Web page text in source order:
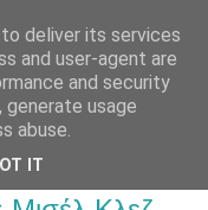
deliver its services
and user-agent are
and security
usage
abuse.
IT